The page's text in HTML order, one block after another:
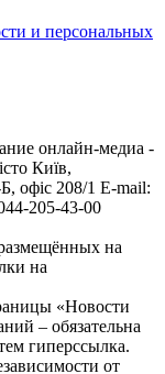
и персональных
онлайн-медиа -
Київ,
208/1 E-mail:
205-43-00
на
на
«Новости
– обязательна
гиперссылка.
от